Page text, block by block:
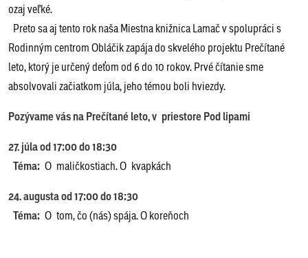
ozaj veľké.
Preto sa aj tento rok naša Miestna knižnica Lamač v spolupráci s
Rodinným centrom Obláčik zapája do skvelého projektu Prečítané
leto, ktorý je určený deťom od 6 do 10 rokov. Prvé čítanie sme
absolvovali začiatkom júla, jeho témou boli hviezdy.
Pozývame vás na Prečítané leto, v priestore Pod lipami
27. júla od 17:00 do 18:30
Téma: O maličkostiach. O kvapkách
24. augusta od 17:00 do 18:30
Téma: O tom, čo (nás) spája. O koreňoch